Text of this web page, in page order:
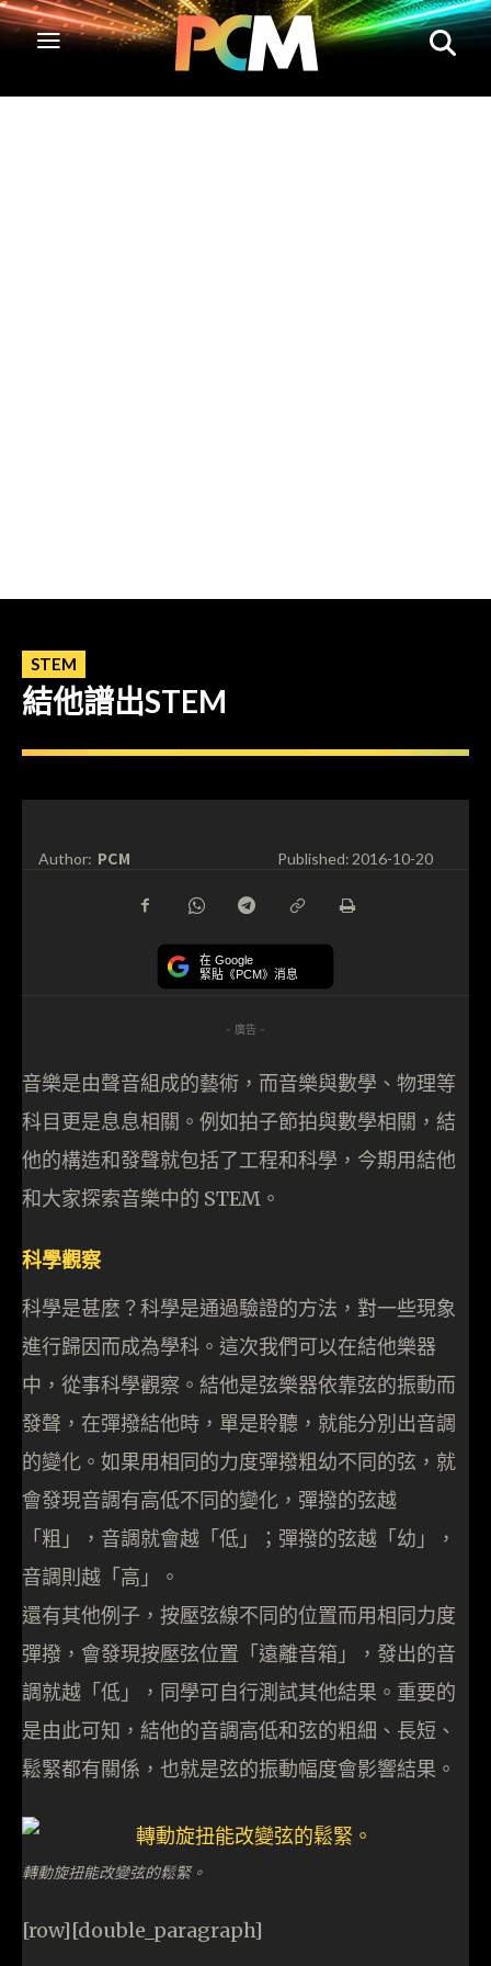
STEM
結他譜出STEM
Author: PCM Published:2016-10-20
在 Google
緊貼《PCM》消息
- 廣告 -
音樂是由聲音組成的藝術，而音樂與數學、物理等
科目更是息息相關。例如拍子節拍與數學相關，結
他的構造和發聲就包括了工程和科學，今期用結他
和大家探索音樂中的 STEM。
科學觀察
科學是甚麼？科學是通過驗證的方法，對一些現象
進行歸因而成為學科。這次我們可以在結他樂器
中，從事科學觀察。結他是弦樂器依靠弦的振動而
發聲，在彈撥結他時，單是聆聽，就能分別出音調
的變化。如果用相同的力度彈撥粗幼不同的弦，就
會發現音調有高低不同的變化，彈撥的弦越
「粗」，音調就會越「低」；彈撥的弦越「幼」，
音調則越「高」。
還有其他例子，按壓弦線不同的位置而用相同力度
彈撥，會發現按壓弦位置「遠離音箱」，發出的音
調就越「低」，同學可自行測試其他結果。重要的
是由此可知，結他的音調高低和弦的粗細、長短、
鬆緊都有關係，也就是弦的振動幅度會影響結果。
轉動旋扭能改變弦的鬆緊。
[row][double_paragraph]